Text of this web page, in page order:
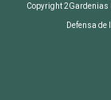
Copyright 2Gardenias
Defensa